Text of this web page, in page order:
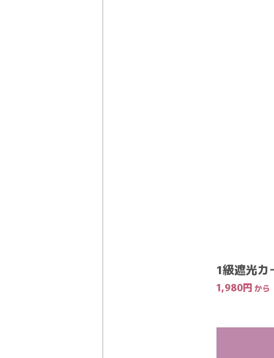
1級遮光カ
1,980円